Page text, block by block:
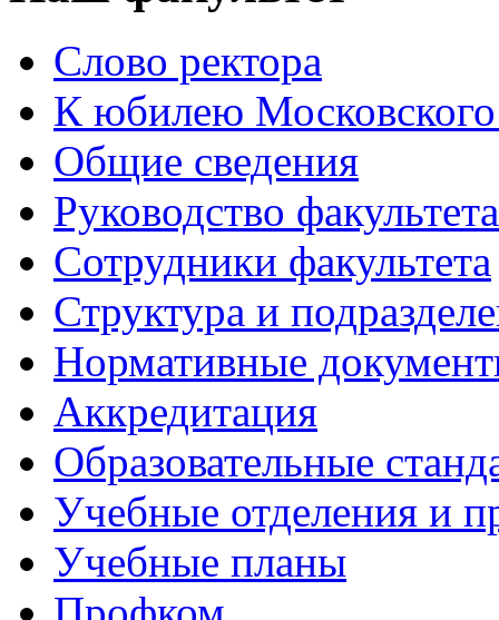
Слово ректора
К юбилею Московского
Общие сведения
Руководство факультета
Сотрудники факультета
Структура и
Нормативные
Аккредитация
Образовательные
Учебные отделения и
Учебные планы